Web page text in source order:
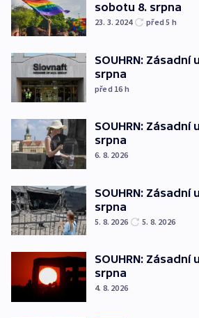
sobotu 8. srpna
23. 3. 2024 před 5 h
SOUHRN:
srpna
před 16 h
SOUHRN:
srpna
6. 8. 2026
SOUHRN:
srpna
5. 8. 2026 5. 8. 2026
SOUHRN:
srpna
4. 8. 2026